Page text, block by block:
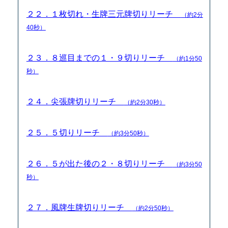
２２．１枚切れ・生牌三元牌切りリーチ
（約2分
40秒）
２３．８巡目までの１・９切りリーチ
（約1分50
秒）
２４．尖張牌切りリーチ （約2分30秒）
２５．５切りリーチ （約3分50秒）
２６．５が出た後の２・８切りリーチ
（約3分50
秒）
２７．風牌生牌切りリーチ （約2分50秒）